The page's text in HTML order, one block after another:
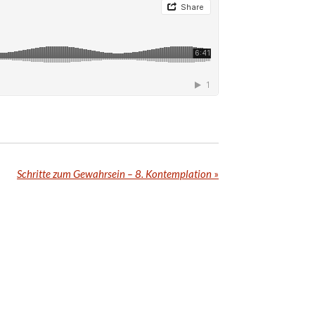
Schritte zum Gewahrsein – 8. Kontemplation »